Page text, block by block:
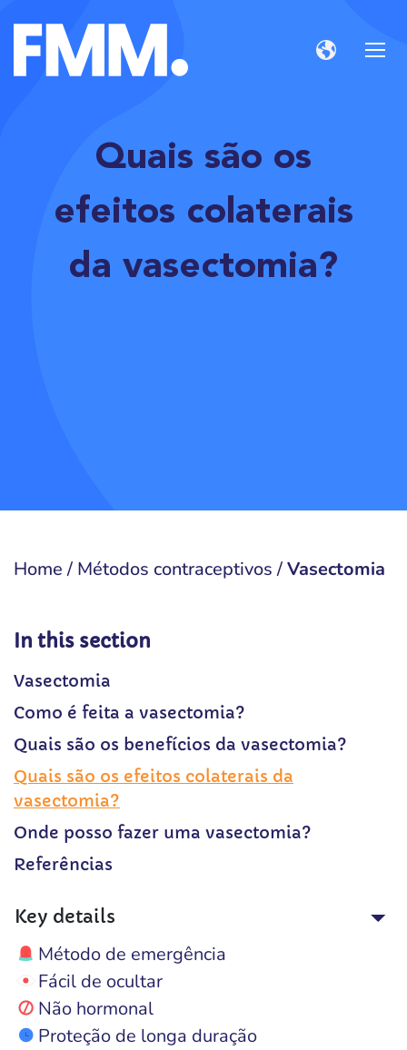
Quais são os
efeitos colaterais
da vasectomia?
Home/ Métodos contraceptivos/Vasectomia
In this section
Vasectomia
Como é feita a vasectomia?
Quais são os benefícios da vasectomia?
Quais são os efeitos colaterais da
vasectomia?
Onde posso fazer uma vasectomia?
Referências
Key details
Método de emergência
Fácil de ocultar
Não hormonal
Proteção de longa duração